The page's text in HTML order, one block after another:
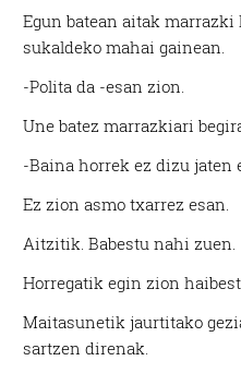
Egun batean aitak
sukaldeko mahai gainean.
-Polita da -esan zion.
Une batez marrazkiari
-Baina horrek ez dizu jaten
Ez zion asmo txarrez esan.
Aitzitik. Babestu nahi zuen.
Horregatik egin zion
Maitasunetik jaurtitako
sartzen direnak.